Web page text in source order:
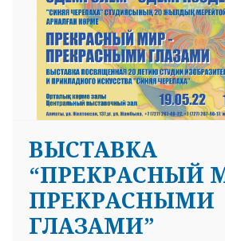
ВЫСТАВКА
“ПРЕКРАСНЫЙ
ПРЕКРАСНЫМИ
ГЛАЗАМИ”